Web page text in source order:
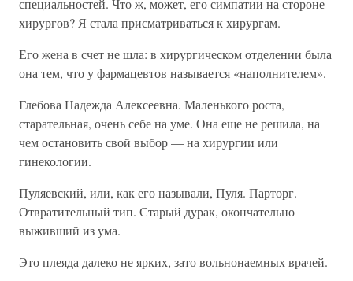
специальностей. Что ж, может, его симпатии на стороне
хирургов? Я стала присматриваться к хирургам.
Его жена в счет не шла: в хирургическом отделении была
она тем, что у фармацевтов называется «наполнителем».
Глебова Надежда Алексеевна. Маленького роста,
старательная, очень себе на уме. Она еще не решила, на
чем остановить свой выбор — на хирургии или
гинекологии.
Пуляевский, или, как его называли, Пуля. Парторг.
Отвратительный тип. Старый дурак, окончательно
выживший из ума.
Это плеяда далеко не ярких, зато вольнонаемных врачей.